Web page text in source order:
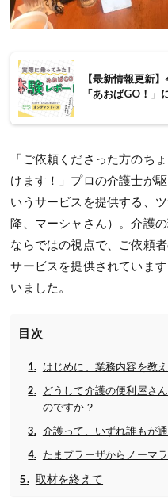
【最新情報更新
「あおばGO！」
「ご依頼くださった方のち
けます！」プロの介護士が
いうサービスを提供する、
降、マーシャさん）。介護
ならではの視点で、ご依頼
サービスを提供されていま
いました。
目次
はじめに、業務内容を教
どうして介護の便利屋さ
のですか？
介護って、いずれ誰もが
たまプラーザからノーマ
取材を終えて